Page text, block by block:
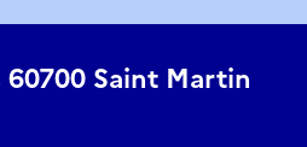
60700 Saint Martin